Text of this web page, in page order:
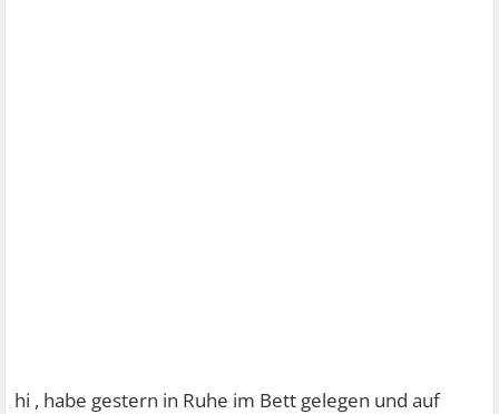
hi , habe gestern in Ruhe im Bett gelegen und auf